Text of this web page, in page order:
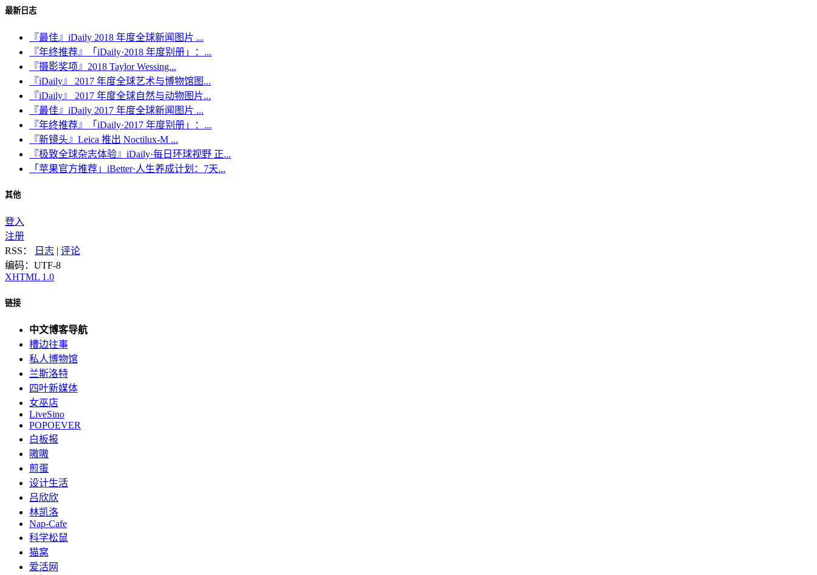
最新日志
『最佳』iDaily 2018 年度全球新闻图片 ...
『年终推荐』「iDaily·2018 年度别册」：...
『摄影奖项』2018 Taylor Wessing...
『iDaily』 2017 年度全球艺术与博物馆图...
『iDaily』 2017 年度全球自然与动物图片...
『最佳』iDaily 2017 年度全球新闻图片 ...
『年终推荐』「iDaily·2017 年度别册」：...
『新镜头』Leica 推出 Noctilux-M ...
『极致全球杂志体验』iDaily·每日环球视野 正...
「苹果官方推荐」iBetter·人生养成计划：7天...
其他
登入
注册
RSS：
日志 | 评论
编码：UTF-8
XHTML 1.0
链接
中文博客导航
槽边往事
私人博物馆
兰斯洛特
四叶新媒体
女巫店
LiveSino
POPOEVER
白板报
嗷嗷
煎蛋
设计生活
吕欣欣
林凯洛
Nap-Cafe
科学松鼠
猫窝
爱活网